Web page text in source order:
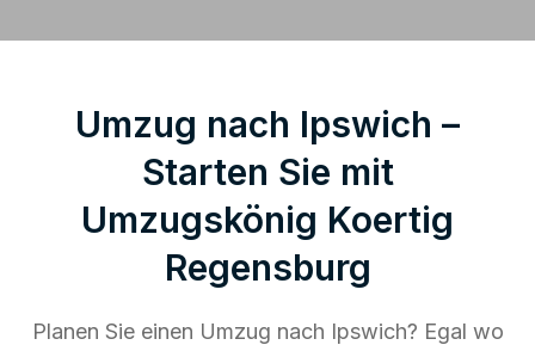
Umzug nach Ipswich –
Starten Sie mit
Umzugskönig Koertig
Regensburg
Planen Sie einen Umzug nach Ipswich? Egal wo